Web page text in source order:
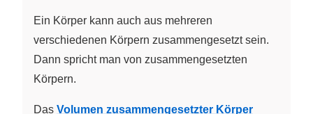
Ein Körper kann auch aus mehreren
verschiedenen Körpern zusammengesetzt sein.
Dann spricht man von zusammengesetzten
Körpern.
Das Volumen zusammengesetzter Körper